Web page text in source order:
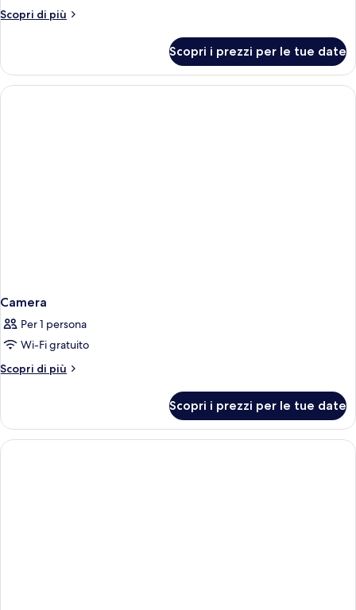
Scopri di più
Altri
Room
Scopri i prezzi per le tue date
Camera
Per 1 persona
Wi-Fi gratuito
Scopri di più
Altri
Scopri i prezzi per le tue date